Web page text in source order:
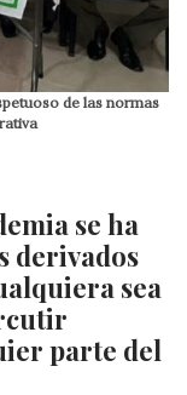
de las normas
se ha
derivados
sea
parte del